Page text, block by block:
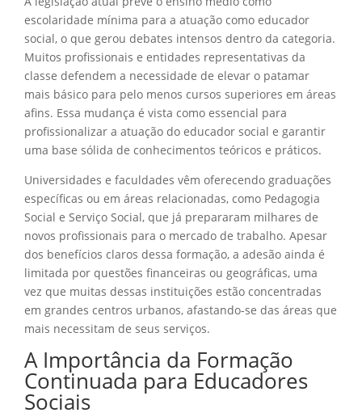
escolaridade mínima para a atuação como educador
social, o que gerou debates intensos dentro da categoria.
Muitos profissionais e entidades representativas da
classe defendem a necessidade de elevar o patamar
mais básico para pelo menos cursos superiores em áreas
afins. Essa mudança é vista como essencial para
profissionalizar a atuação do educador social e garantir
uma base sólida de conhecimentos teóricos e práticos.
Universidades e faculdades vêm oferecendo graduações
específicas ou em áreas relacionadas, como Pedagogia
Social e Serviço Social, que já prepararam milhares de
novos profissionais para o mercado de trabalho. Apesar
dos benefícios claros dessa formação, a adesão ainda é
limitada por questões financeiras ou geográficas, uma
vez que muitas dessas instituições estão concentradas
em grandes centros urbanos, afastando-se das áreas que
mais necessitam de seus serviços.
A Importância da Formação
Continuada para Educadores
Sociais